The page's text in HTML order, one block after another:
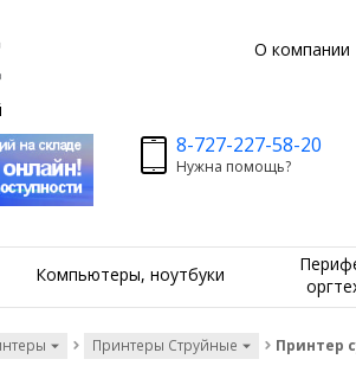
О компании
8-727-227-58-20
Нужна помощь?
Компьютеры, ноутбуки
Принтеры Струйные Принтер